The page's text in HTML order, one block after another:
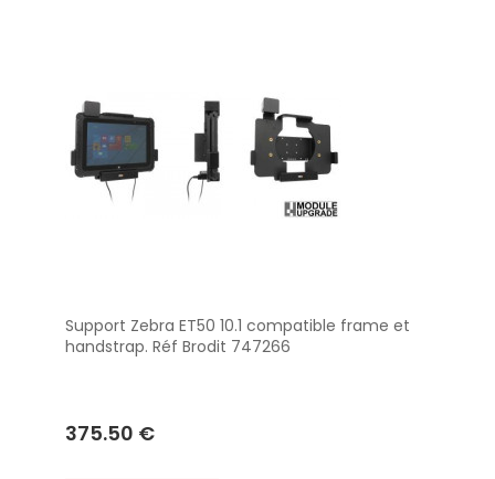
Aperçu
Support Zebra ET50 10.1 compatible frame et
handstrap. Réf Brodit 747266
375.50 €